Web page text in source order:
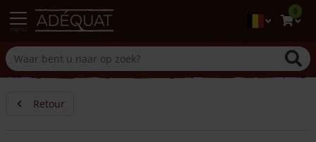
0
Retour